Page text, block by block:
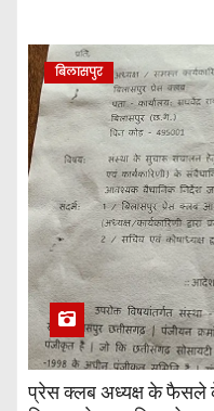
बिलासपुर
प्रेस क्लब अध्यक्ष के फैसले